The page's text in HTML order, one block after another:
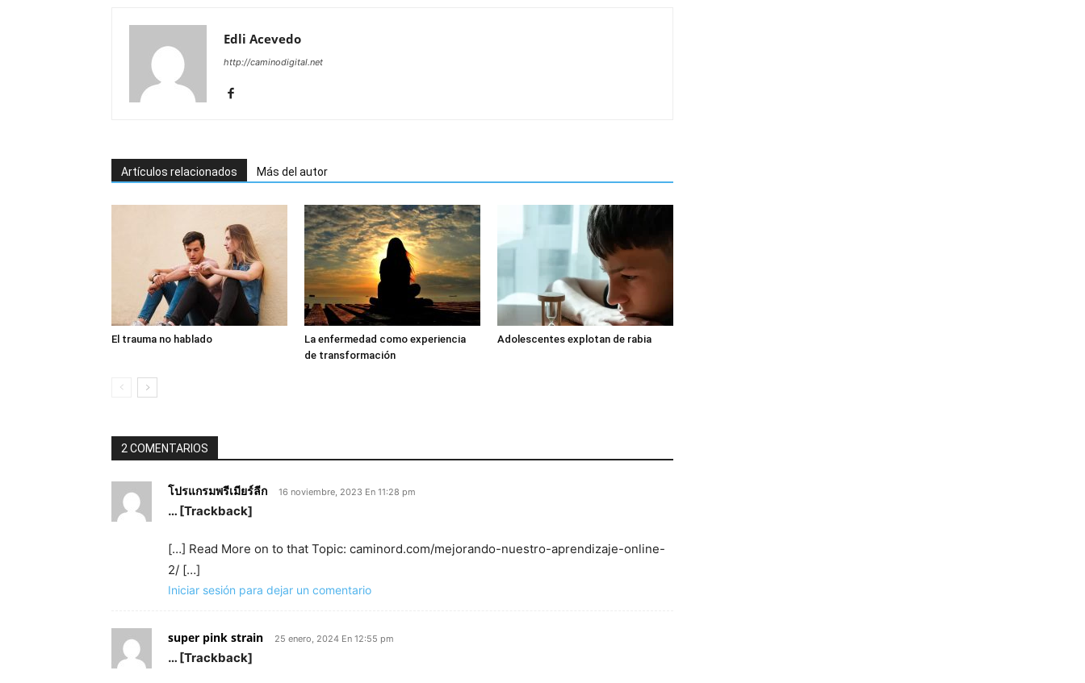
Edli Acevedo
http://caminodigital.net
Artículos relacionados Más del autor
El trauma no hablado
La enfermedad como experiencia
de transformación
Adolescentes explotan de rabia
2 COMENTARIOS
โปรแกรมพรีเมียร์ลีก 16 noviembre, 2023 En 11:28 pm
… [Trackback]
[…] Read More on to that Topic: caminord.com/mejorando-nuestro-aprendizaje-online-
2/ […]
Iniciar sesión para dejar un comentario
super pink strain 25 enero, 2024 En 12:55 pm
… [Trackback]